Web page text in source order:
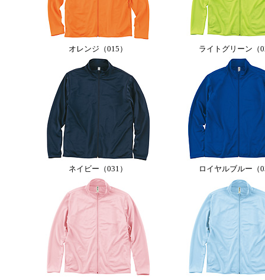
オレンジ（015） ライトグリーン（
ネイビー（031） ロイヤルブルー（